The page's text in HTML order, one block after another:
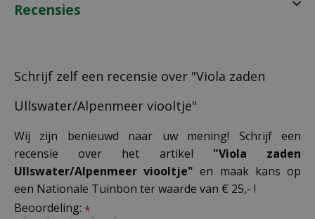
Recensies
Schrijf zelf een recensie over "Viola zaden
Ullswater/Alpenmeer viooltje"
Wij zijn benieuwd naar uw mening! Schrijf een
recensie over het artikel "Viola zaden
Ullswater/Alpenmeer viooltje" en maak kans op
een Nationale Tuinbon ter waarde van € 25,- !
Beoordeling: *